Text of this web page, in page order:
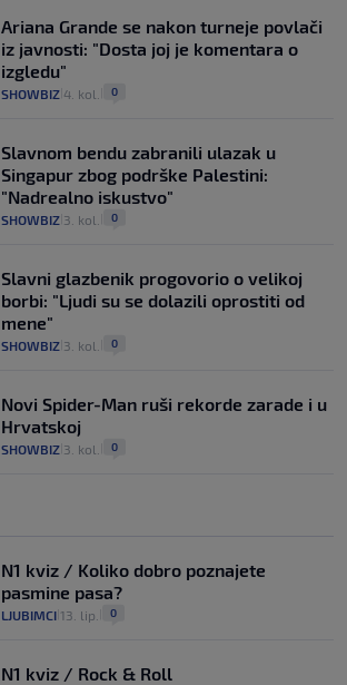
Ariana Grande se nakon turneje povlači
iz javnosti: "Dosta joj je komentara o
izgledu"
SHOWBIZ 4. kol. 0
Slavnom bendu zabranili ulazak u
Singapur zbog podrške Palestini:
"Nadrealno iskustvo"
SHOWBIZ 3. kol. 0
Slavni glazbenik progovorio o velikoj
borbi: "Ljudi su se dolazili oprostiti od
mene"
SHOWBIZ 3. kol. 0
Novi Spider-Man ruši rekorde zarade i u
Hrvatskoj
SHOWBIZ 3. kol. 0
N1 kviz / Koliko dobro poznajete
pasmine pasa?
LJUBIMCI 13. lip. 0
N1 kviz / Rock & Roll